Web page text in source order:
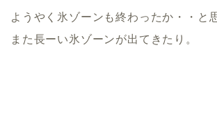
ようやく氷ゾーンも終わったか・・と
また長ーい氷ゾーンが出てきたり。